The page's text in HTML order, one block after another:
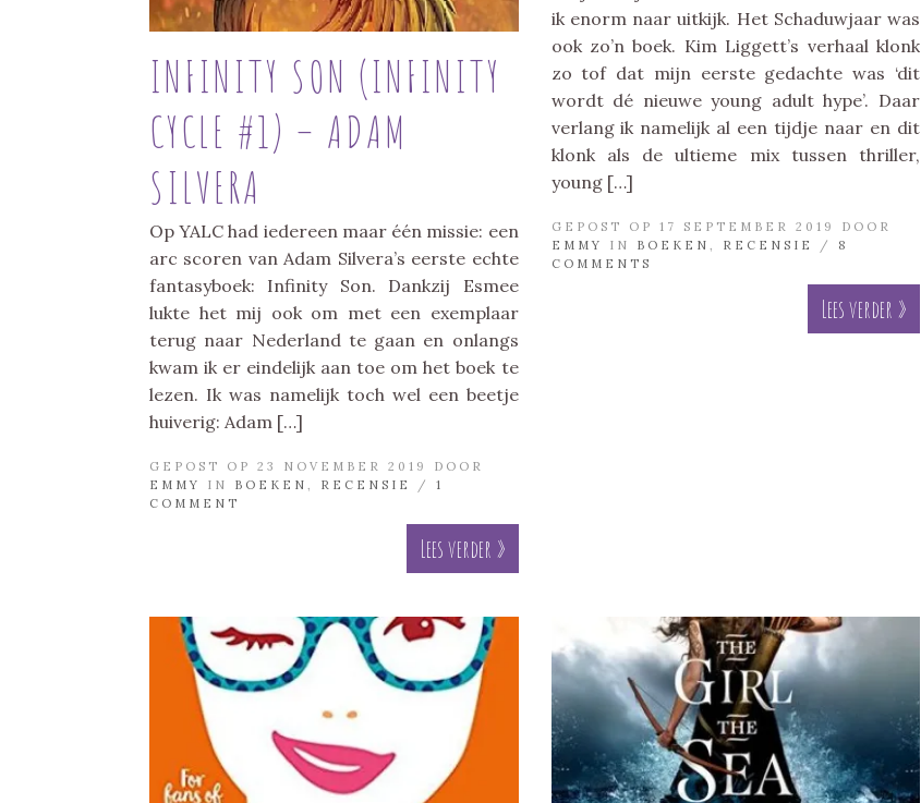
INFINITY SON (INFINITY
CYCLE #1) – ADAM
SILVERA
Op YALC had iedereen maar één missie: een
arc scoren van Adam Silvera’s eerste echte
fantasyboek: Infinity Son. Dankzij Esmee
lukte het mij ook om met een exemplaar
terug naar Nederland te gaan en onlangs
kwam ik er eindelijk aan toe om het boek te
lezen. Ik was namelijk toch wel een beetje
huiverig: Adam […]
GEPOST OP 23 NOVEMBER 2019 DOOR
EMMY
IN BOEKEN RECENSIE / 1
COMMENT
Lees verder »
ik enorm naar uitkijk. Het Schaduwjaar was
ook zo’n boek. Kim Liggett’s verhaal klonk
zo tof dat mijn eerste gedachte was ‘dit
wordt dé nieuwe young adult hype’. Daar
verlang ik namelijk al een tijdje naar en dit
klonk als de ultieme mix tussen thriller,
young […]
GEPOST OP 17 SEPTEMBER 2019 DOOR
EMMY
IN BOEKEN , RECENSIE /
8
COMMENTS
Lees verder »